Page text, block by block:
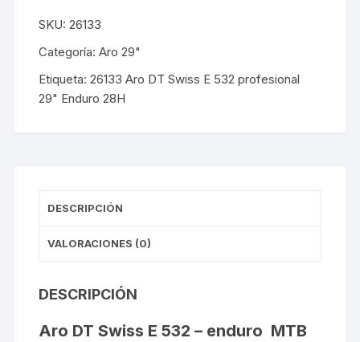
SKU:26133
Categoría:Aro 29"
Etiqueta:26133 Aro DT Swiss E 532 profesional
29" Enduro 28H
DESCRIPCIÓN
VALORACIONES (0)
DESCRIPCIÓN
Aro DT Swiss E 532 – enduro MTB